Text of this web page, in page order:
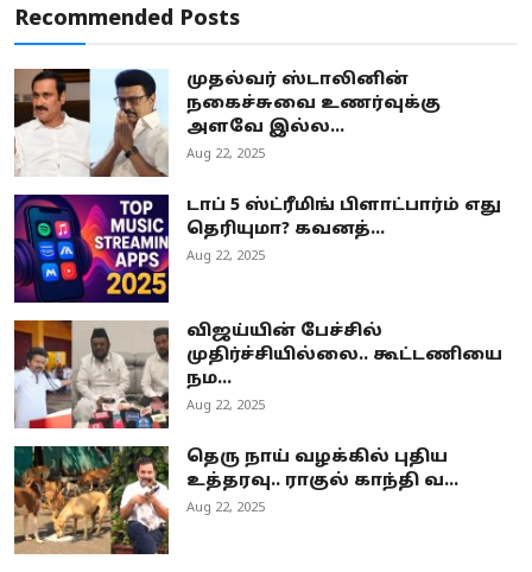
Recommended Posts
முதல்வர் ஸ்டாலினின்
நகைச்சுவை உணர்வுக்கு
அளவே இல்ல...
Aug 22, 2025
டாப் 5 ஸ்ட்ரீமிங் பிளாட்பார்ம் எது
தெரியுமா? கவனத்...
Aug 22, 2025
விஜய்யின் பேச்சில்
முதிர்ச்சியில்லை.. கூட்டணியை
நம...
Aug 22, 2025
தெரு நாய் வழக்கில் புதிய
உத்தரவு.. ராகுல் காந்தி வ...
Aug 22, 2025